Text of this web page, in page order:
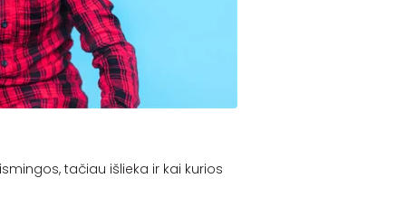
tačiau išlieka ir kai kurios